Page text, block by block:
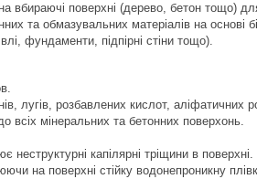
вбираючі поверхні (дерево, бетон тощо)
та обмазувальних матеріалів на основі
фундаменти, підпірні стіни тощо).
лугів, розбавлених кислот, аліфатичних
всіх мінеральних та бетонних поверхонь.
капілярні тріщини в поверхні.
на поверхні стійку водонепроникну